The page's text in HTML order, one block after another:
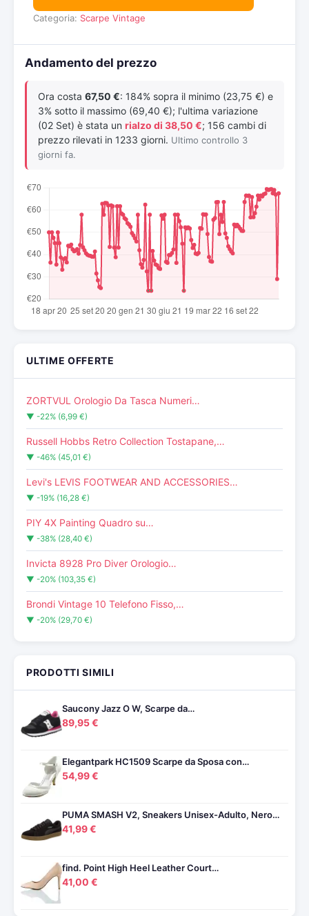
Categoria: Scarpe Vintage
Andamento del prezzo
Ora costa 67,50 €: 184% sopra il minimo (23,75 €) e
3% sotto il massimo (69,40 €); l'ultima variazione
(02 Set) è stata un rialzo di 38,50 €; 156 cambi di
prezzo rilevati in 1233 giorni. Ultimo controllo 3
giorni fa.
ULTIME OFFERTE
ZORTVUL Orologio Da Tasca Numeri…
▼ -22% (6,99 €)
Russell Hobbs Retro Collection Tostapane,…
▼ -46% (45,01 €)
Levi's LEVIS FOOTWEAR AND ACCESSORIES…
▼ -19% (16,28 €)
PIY 4X Painting Quadro su…
▼ -38% (28,40 €)
Invicta 8928 Pro Diver Orologio…
▼ -20% (103,35 €)
Brondi Vintage 10 Telefono Fisso,…
▼ -20% (29,70 €)
PRODOTTI SIMILI
Saucony Jazz O W, Scarpe da…
89,95 €
Elegantpark HC1509 Scarpe da Sposa con…
54,99 €
PUMA SMASH V2, Sneakers Unisex-Adulto, Nero…
41,99 €
find. Point High Heel Leather Court…
41,00 €